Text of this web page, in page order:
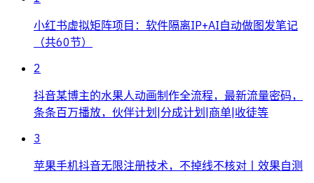
小红书虚拟矩阵项目：软件隔离IP+AI自动做图发笔记
（共60节）
2
抖音某博主的水果人动画制作全流程，最新流量密码，
条条百万播放，伙伴计划|分成计划|商单|收徒等
3
苹果手机抖音无限注册技术，不掉线不核对丨效果自测